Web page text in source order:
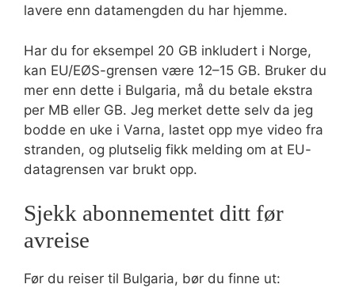
lavere enn datamengden du har hjemme.
Har du for eksempel 20 GB inkludert i Norge,
kan EU/EØS-grensen være 12–15 GB. Bruker du
mer enn dette i Bulgaria, må du betale ekstra
per MB eller GB. Jeg merket dette selv da jeg
bodde en uke i Varna, lastet opp mye video fra
stranden, og plutselig fikk melding om at EU-
datagrensen var brukt opp.
Sjekk abonnementet ditt før
avreise
Før du reiser til Bulgaria, bør du finne ut: